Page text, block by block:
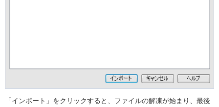
「インポート」をクリックすると、ファイルの解凍が始まり、最後